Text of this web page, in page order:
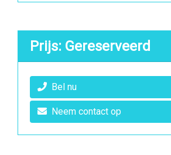
Prijs: Gereserveerd
Bel nu
Neem contact op